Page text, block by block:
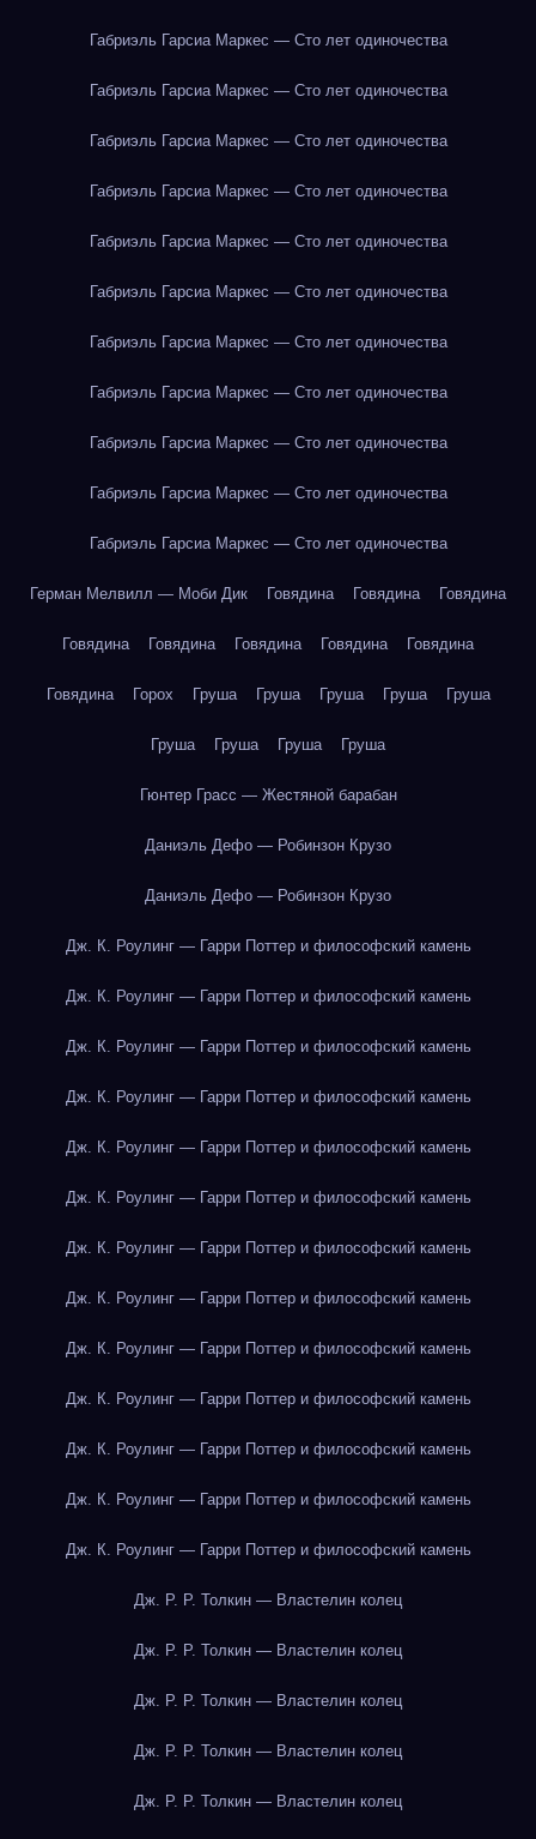
Габриэль Гарсиа Маркес — Сто лет одиночества
Габриэль Гарсиа Маркес — Сто лет одиночества
Габриэль Гарсиа Маркес — Сто лет одиночества
Габриэль Гарсиа Маркес — Сто лет одиночества
Габриэль Гарсиа Маркес — Сто лет одиночества
Габриэль Гарсиа Маркес — Сто лет одиночества
Габриэль Гарсиа Маркес — Сто лет одиночества
Габриэль Гарсиа Маркес — Сто лет одиночества
Габриэль Гарсиа Маркес — Сто лет одиночества
Габриэль Гарсиа Маркес — Сто лет одиночества
Габриэль Гарсиа Маркес — Сто лет одиночества
Герман Мелвилл — Моби Дик Говядина Говядина Говядина
Говядина Говядина Говядина Говядина Говядина
Говядина Горох Груша Груша Груша Груша Груша
Груша Груша Груша Груша
Гюнтер Грасс — Жестяной барабан
Даниэль Дефо — Робинзон Крузо
Даниэль Дефо — Робинзон Крузо
Дж. К. Роулинг — Гарри Поттер и философский камень
Дж. К. Роулинг — Гарри Поттер и философский камень
Дж. К. Роулинг — Гарри Поттер и философский камень
Дж. К. Роулинг — Гарри Поттер и философский камень
Дж. К. Роулинг — Гарри Поттер и философский камень
Дж. К. Роулинг — Гарри Поттер и философский камень
Дж. К. Роулинг — Гарри Поттер и философский камень
Дж. К. Роулинг — Гарри Поттер и философский камень
Дж. К. Роулинг — Гарри Поттер и философский камень
Дж. К. Роулинг — Гарри Поттер и философский камень
Дж. К. Роулинг — Гарри Поттер и философский камень
Дж. К. Роулинг — Гарри Поттер и философский камень
Дж. К. Роулинг — Гарри Поттер и философский камень
Дж. Р. Р. Толкин — Властелин колец
Дж. Р. Р. Толкин — Властелин колец
Дж. Р. Р. Толкин — Властелин колец
Дж. Р. Р. Толкин — Властелин колец
Дж. Р. Р. Толкин — Властелин колец